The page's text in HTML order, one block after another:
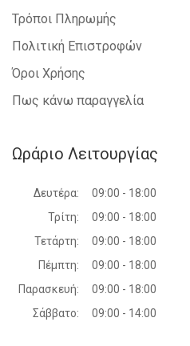
Τρόποι Πληρωμής
Πολιτική Επιστροφών
Όροι Χρήσης
Πως κάνω παραγγελία
Ωράριο Λειτουργίας
Δευτέρα:
09:00 - 18:00
Τρίτη:
09:00 - 18:00
Τετάρτη:
09:00 - 18:00
Πέμπτη:
09:00 - 18:00
Παρασκευή:
09:00 - 18:00
Σάββατο:
09:00 - 14:00